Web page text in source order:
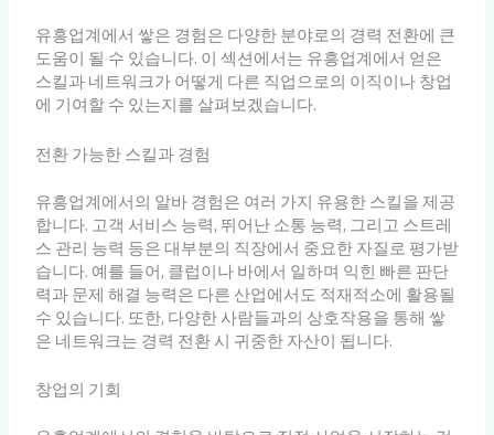
유흥업계에서 쌓은 경험은 다양한 분야로의 경력 전환에 큰
도움이 될 수 있습니다. 이 섹션에서는 유흥업계에서 얻은
스킬과 네트워크가 어떻게 다른 직업으로의 이직이나 창업
에 기여할 수 있는지를 살펴보겠습니다.
전환 가능한 스킬과 경험
유흥업계에서의 알바 경험은 여러 가지 유용한 스킬을 제공
합니다. 고객 서비스 능력, 뛰어난 소통 능력, 그리고 스트레
스 관리 능력 등은 대부분의 직장에서 중요한 자질로 평가받
습니다. 예를 들어, 클럽이나 바에서 일하며 익힌 빠른 판단
력과 문제 해결 능력은 다른 산업에서도 적재적소에 활용될
수 있습니다. 또한, 다양한 사람들과의 상호작용을 통해 쌓
은 네트워크는 경력 전환 시 귀중한 자산이 됩니다.
창업의 기회